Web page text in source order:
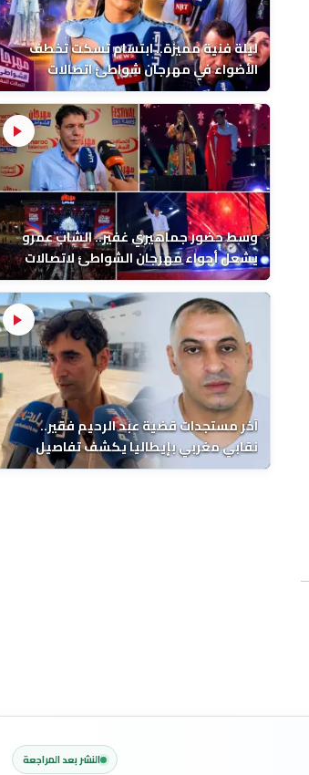
ليلة فنية مميزة.. ابتسام تسكت تخطف
الأضواء في مهرجان شواطئ اتصالات
المغرب بالمضيق
وسط حضور جماهيري غفير.. الشاب عمرو
يشعل أجواء مهرجان الشواطئ لاتصالات
المغرب بطنجة
آخر مستجدات قضية عبد الرحيم فقير..
نقابي مغربي بإيطاليا يكشف تفاصيل
الوفاة ونتائج التشريح
النشر بعد المراجعة